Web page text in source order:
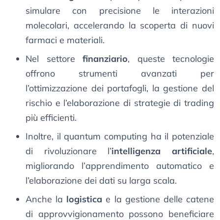
simulare con precisione le interazioni
molecolari, accelerando la scoperta di nuovi
farmaci e materiali.
Nel settore finanziario, queste tecnologie
offrono strumenti avanzati per
l’ottimizzazione dei portafogli, la gestione del
rischio e l’elaborazione di strategie di trading
più efficienti.
Inoltre, il quantum computing ha il potenziale
di rivoluzionare l’intelligenza artificiale,
migliorando l’apprendimento automatico e
l’elaborazione dei dati su larga scala.
Anche la logistica e la gestione delle catene
di approvvigionamento possono beneficiare